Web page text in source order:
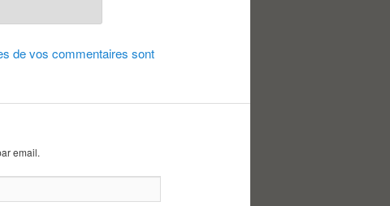
de vos commentaires sont
email.